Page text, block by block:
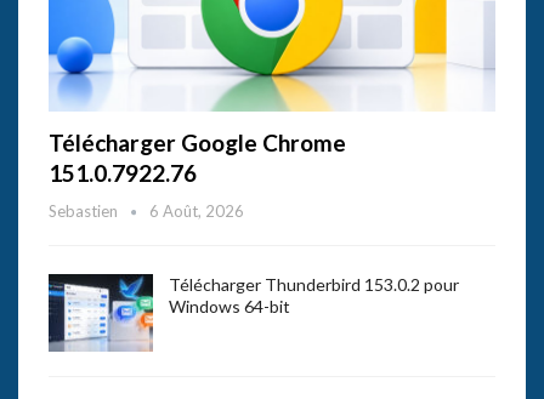
Télécharger Google Chrome
151.0.7922.76
Sebastien 6 Août, 2026
Télécharger Thunderbird 153.0.2 pour
Windows 64-bit